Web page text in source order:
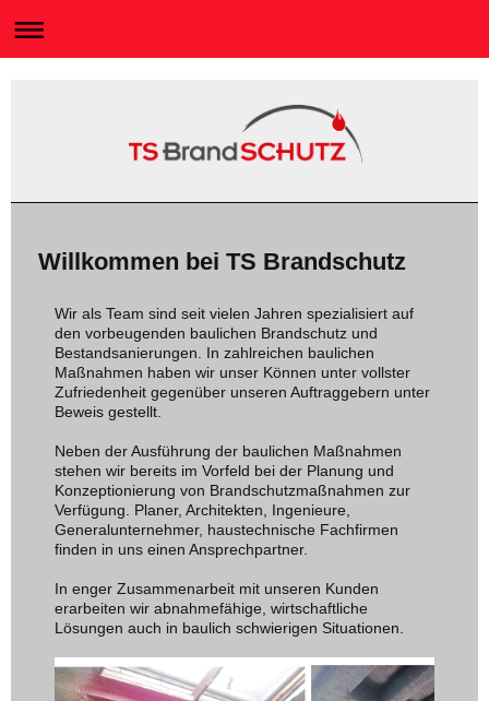
Willkommen bei TS Brandschutz
Wir als Team sind seit vielen Jahren spezialisiert auf
den vorbeugenden baulichen Brandschutz und
Bestandsanierungen. In zahlreichen baulichen
Maßnahmen haben wir unser Können unter vollster
Zufriedenheit gegenüber unseren Auftraggebern unter
Beweis gestellt.
Neben der Ausführung der baulichen Maßnahmen
stehen wir bereits im Vorfeld bei der Planung und
Konzeptionierung von Brandschutzmaßnahmen zur
Verfügung. Planer, Architekten, Ingenieure,
Generalunternehmer, haustechnische Fachfirmen
finden in uns einen Ansprechpartner.
In enger Zusammenarbeit mit unseren Kunden
erarbeiten wir abnahmefähige, wirtschaftliche
Lösungen auch in baulich schwierigen Situationen.